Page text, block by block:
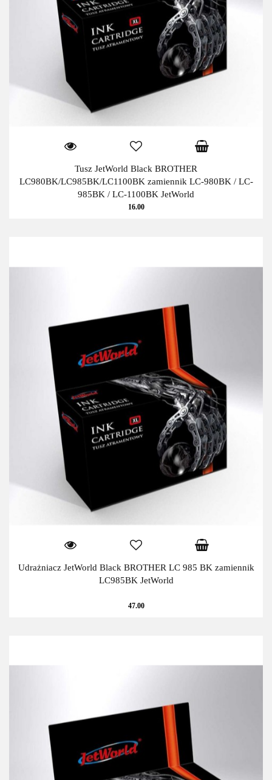
Tusz JetWorld Black BROTHER
LC980BK/LC985BK/LC1100BK zamiennik LC-980BK / LC-
985BK / LC-1100BK JetWorld
16.00
Udrażniacz JetWorld Black BROTHER LC 985 BK zamiennik
LC985BK JetWorld
47.00